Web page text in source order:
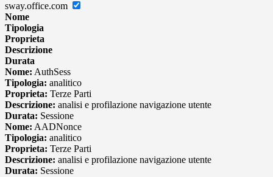
sway.office.com
Nome
Tipologia
Proprieta
Descrizione
Durata
Nome: AuthSess
Tipologia: analitico
Proprieta: Terze Parti
Descrizione: analisi e profilazione navigazione utente
Durata: Sessione
Nome: AADNonce
Tipologia: analitico
Proprieta: Terze Parti
Descrizione: analisi e profilazione navigazione utente
Durata: Sessione